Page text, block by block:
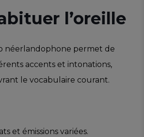
l’oreille
néerlandophone permet de
accents et intonations,
le vocabulaire courant.
et émissions variées.